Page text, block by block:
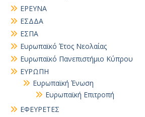
ΕΡΕΥΝΑ
ΕΣΔΔΑ
ΕΣΠΑ
Ευρωπαϊκό Έτος Νεολαίας
Ευρωπαϊκό Πανεπιστήμιο Κύπρου
ΕΥΡΩΠΗ
Ευρωπαϊκή Ένωση
Ευρωπαϊκή Επιτροπή
ΕΦΕΥΡΕΤΕΣ